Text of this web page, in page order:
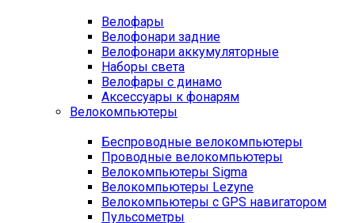
Велофары
Велофонари задние
Велофонари аккумуляторные
Наборы света
Велофары с динамо
Аксессуары к фонарям
Велокомпьютеры
Беспроводные велокомпьютеры
Проводные велокомпьютеры
Велокомпьютеры Sigma
Велокомпьютеры Lezyne
Велокомпьютеры с GPS навигатором
Пульсометры